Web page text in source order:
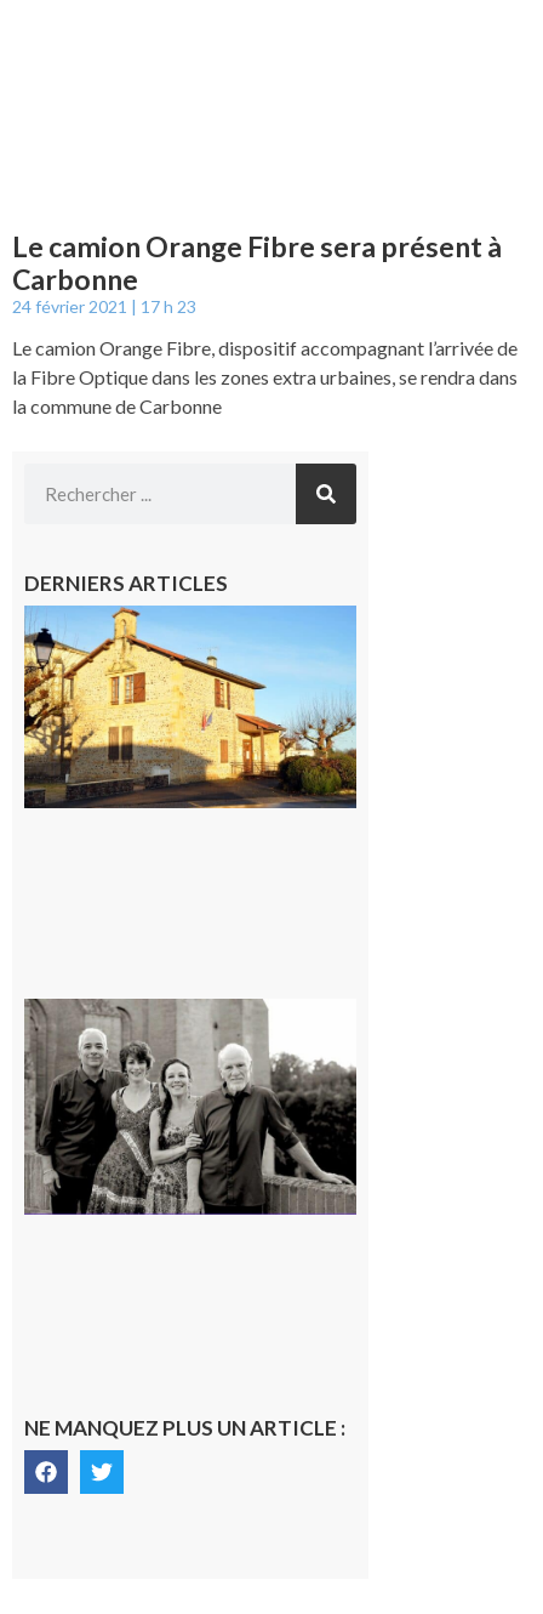
Le camion Orange Fibre sera présent à
Carbonne
24 février 2021 17 h 23
Le camion Orange Fibre, dispositif accompagnant l’arrivée de
la Fibre Optique dans les zones extra urbaines, se rendra dans
la commune de Carbonne
DERNIERS ARTICLES
NE MANQUEZ PLUS UN ARTICLE :